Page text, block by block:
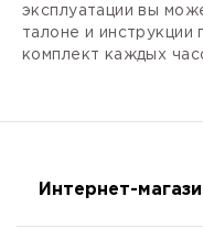
эксплуатации вы
талоне и инструкции
комплект каждых
Интернет-